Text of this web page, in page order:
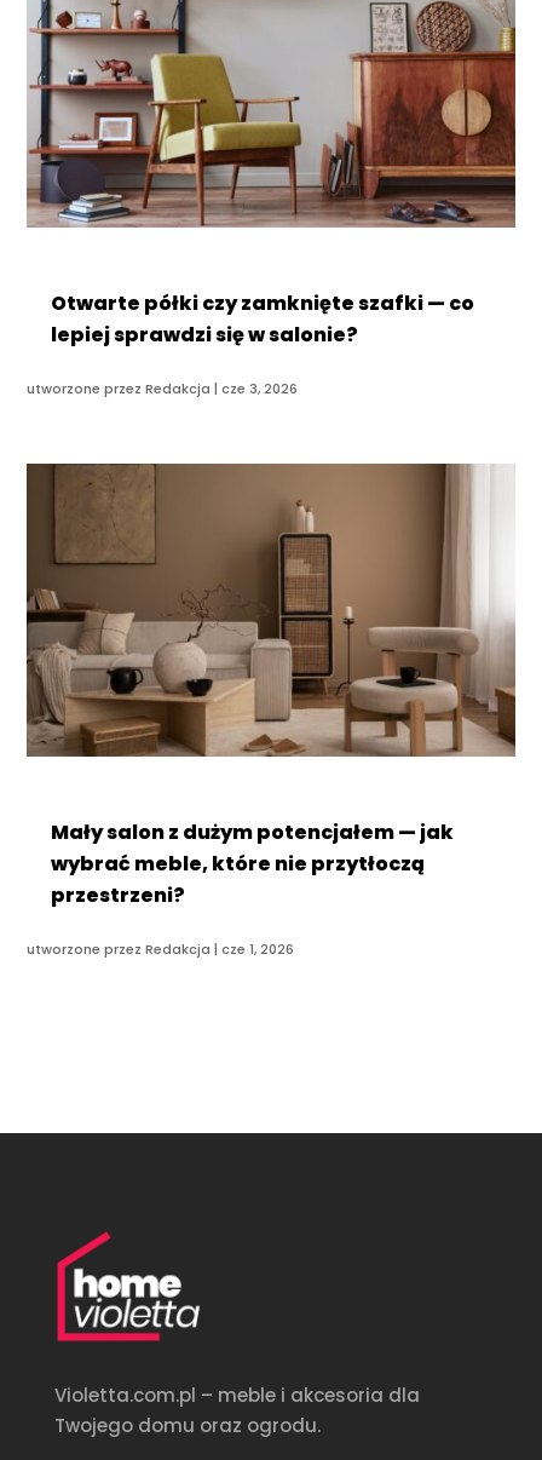
Otwarte półki czy zamknięte szafki — co
lepiej sprawdzi się w salonie?
utworzone przezRedakcja |cze 3, 2026
Mały salon z dużym potencjałem — jak
wybrać meble, które nie przytłoczą
przestrzeni?
utworzone przezRedakcja |cze 1, 2026
Violetta.com.pl – meble i akcesoria dla
Twojego domu oraz ogrodu.